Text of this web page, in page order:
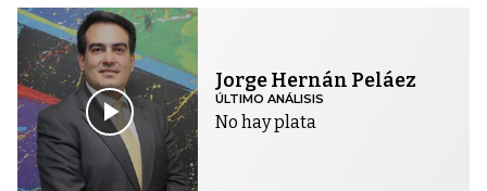
Jorge Hernán Peláez
ÚLTIMO ANÁLISIS
No hay plata